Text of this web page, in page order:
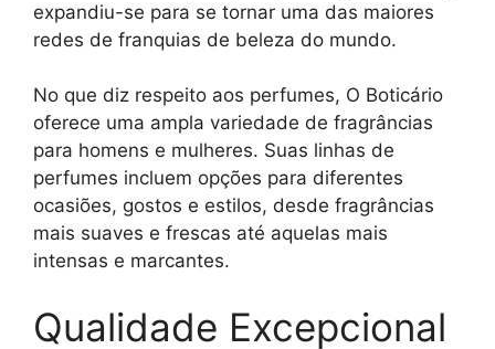
expandiu-se para se tornar uma das maiores
redes de franquias de beleza do mundo.
No que diz respeito aos perfumes, O Boticário
oferece uma ampla variedade de fragrâncias
para homens e mulheres. Suas linhas de
perfumes incluem opções para diferentes
ocasiões, gostos e estilos, desde fragrâncias
mais suaves e frescas até aquelas mais
intensas e marcantes.
Qualidade Excepcional